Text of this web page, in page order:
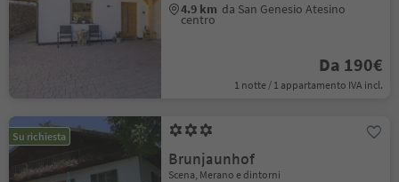
4.9 km da San Genesio Atesino
centro
Da 190€
1 notte / 1 appartamento IVA incl.
Su richiesta
Brunjaunhof
Scena, Merano e dintorni